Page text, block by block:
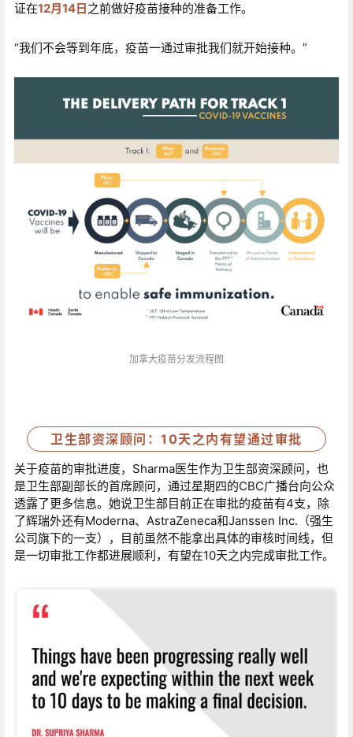
证在12月14日 之前做好疫苗接种的准备工作。
“我们不会等到年底，疫苗一通过审批我们就开始接种。”
加拿大疫苗分发流程图
卫生部资深顾问：10天之内有望通过审批
关于疫苗的审批进度，Sharma医生作为卫生部资深顾问，也
是卫生部副部长的首席顾问，通过星期四的CBC广播台向公众
透露了更多信息。她说卫生部目前正在审批的疫苗有4支，除
了辉瑞外还有Moderna、AstraZeneca和Janssen Inc.（强生
公司旗下的一支），目前虽然不能拿出具体的审核时间线，但
是一切审批工作都进展顺利，有望在10天之内完成审批工作。